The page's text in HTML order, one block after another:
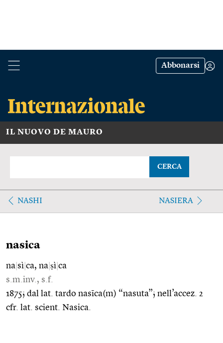
Abbonarsi
IL NUOVO DE MAURO
CERCA
NASHI NASIERA
nasica
na sì ca, na ṣì ca
s.m.inv., s.f.
1875; dal lat. tardo nasīca(m) “nasuta”; nell’accez. 2
cfr. lat. scient. Nasica.